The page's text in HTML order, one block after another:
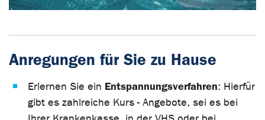
Anregungen für Sie zu Hause
Erlernen Sie ein Entspannungsverfahren: Hierfür
gibt es zahlreiche Kurs - Angebote, sei es bei